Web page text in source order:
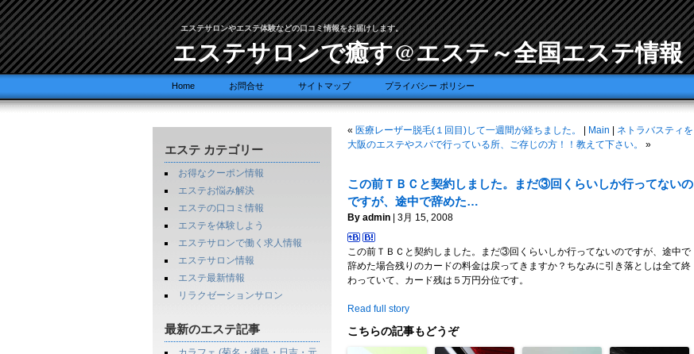
エステサロンやエステ体験などの口コミ情報をお届けします。
エステサロンで癒す@エステ～全国エステ情報
Home お問合せ サイトマップ プライバシー ポリシー
エステ カテゴリー
お得なクーポン情報
エステお悩み解決
エステの口コミ情報
エステを体験しよう
エステサロンで働く求人情報
エステサロン情報
エステ最新情報
リラクゼーションサロン
最新のエステ記事
« 医療レーザー脱毛(１回目)して一週間が経ちました。 Main
ネトラバスティを
大阪のエステやスパで行っている所、ご存じの方！！教えて下さい。
»
この前ＴＢＣと契約しました。まだ③回くらいしか行ってないの
ですが、途中で辞めた…
By admin | 3月 15, 2008
この前ＴＢＣと契約しました。まだ③回くらいしか行ってないのですが、途中で
辞めた場合残りのカードの料金は戻ってきますか？ちなみに引き落としは全て終
わっていて、カード残は５万円分位です。
Read full story
こちらの記事もどうぞ